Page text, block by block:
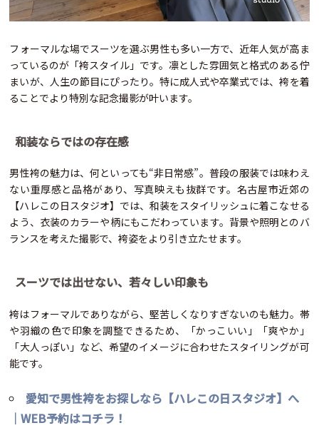
フォーマルな場でスーツを選ぶ男性も多い一方で、近年人気が高ま
っているのが「袴スタイル」です。凛とした雰囲気と格式のある佇
まいが、人生の節目にぴったり。特に成人式や卒業式では、袴を着
ることでより特別な記念撮影が叶います。
和装ならではの存在感
男性袴の魅力は、何といっても“非日常感”。普段の服装では味わえ
ない重厚感と品格があり、写真映えも抜群です。名古屋市近郊の
【ハレこの日スタジオ】では、和装をスタイリッシュに着こなせる
よう、衣装のカラーや柄にもこだわっています。背景や照明とのバ
ランスを考えた撮影で、袴姿をより引き立たせます。
スーツでは出せない、若々しい印象も
袴はフォーマルでありながら、堅苦しくなりすぎないのも魅力。帯
や羽織の色で印象を調整できるため、「かっこいい」「爽やか」
「大人っぽい」など、希望のイメージに合わせたスタイリングが可
能です。
愛知で男性袴をお探しなら【ハレこの日スタジオ】へ
｜WEB予約はコチラ！